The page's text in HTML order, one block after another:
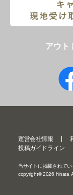
アウト
運営会社情報
投稿ガイドライン
当サイトに掲載されて
copyright©2026 hinata